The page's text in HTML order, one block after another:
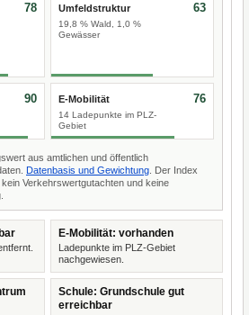
78 Umfeldstruktur
19,8 % Wald, 1,0 %
Gewässer
63
90 E-Mobilität
14 Ladepunkte im PLZ-
Gebiet
76
aus amtlichen und öffentlich
Datenbasis und Gewichtung . Der Index
Verkehrswertgutachten und keine
E-Mobilität: vorhanden
Ladepunkte im PLZ-Gebiet
nachgewiesen.
Schule: Grundschule gut
erreichbar